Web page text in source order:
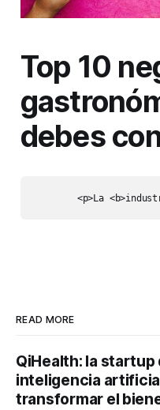
Top 10
debes
READ MORE
QiHealth: la startup
inteligencia
transformar el